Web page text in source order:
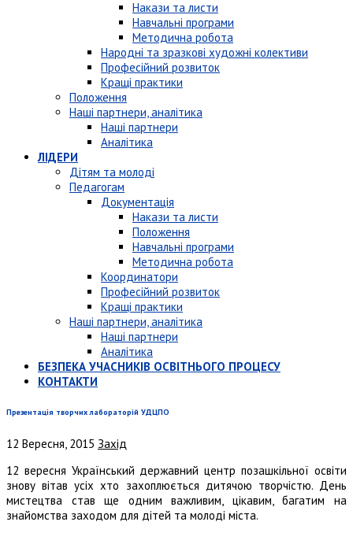
Накази та листи
Навчальні програми
Методична робота
Народні та зразкові художні колективи
Професійний розвиток
Кращі практики
Положення
Наші партнери, аналітика
Наші партнери
Аналітика
ЛІДЕРИ
Дітям та молоді
Педагогам
Документація
Накази та листи
Положення
Навчальні програми
Методична робота
Координатори
Професійний розвиток
Кращі практики
Наші партнери, аналітика
Наші партнери
Аналітика
БЕЗПЕКА УЧАСНИКІВ ОСВІТНЬОГО ПРОЦЕСУ
КОНТАКТИ
Презентація творчих лабораторій УДЦПО
12 Вересня, 2015 Захід
12 вересня Український державний центр позашкільної освіти
знову вітав усіх хто захоплюється дитячою творчістю. День
мистецтва став ще одним важливим, цікавим, багатим на
знайомства заходом для дітей та молоді міста.